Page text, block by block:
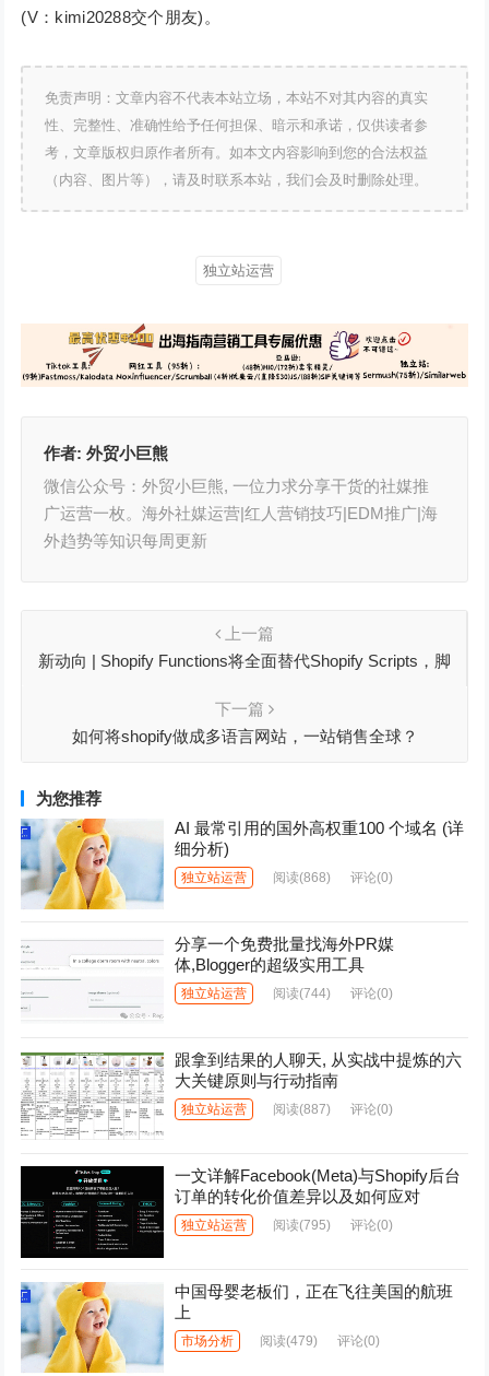
(V：kimi20288交个朋友)。
免责声明：文章内容不代表本站立场，本站不对其内容的真实
性、完整性、准确性给予任何担保、暗示和承诺，仅供读者参
考，文章版权归原作者所有。如本文内容影响到您的合法权益
（内容、图片等），请及时联系本站，我们会及时删除处理。
独立站运营
作者:外贸小巨熊
微信公众号：外贸小巨熊, 一位力求分享干货的社媒推
广运营一枚。海外社媒运营|红人营销技巧|EDM推广|海
外趋势等知识每周更新
上一篇
新动向 | Shopify Functions将全面替代Shopify Scripts，脚
下一篇
如何将shopify做成多语言网站，一站销售全球？
为您推荐
AI 最常引用的国外高权重100 个域名 (详
细分析)
独立站运营 阅读(868) 评论(0)
分享一个免费批量找海外PR媒
体,Blogger的超级实用工具
独立站运营 阅读(744) 评论(0)
跟拿到结果的人聊天, 从实战中提炼的六
大关键原则与行动指南
独立站运营 阅读(887) 评论(0)
一文详解Facebook(Meta)与Shopify后台
订单的转化价值差异以及如何应对
独立站运营 阅读(795) 评论(0)
中国母婴老板们，正在飞往美国的航班
上
市场分析 阅读(479) 评论(0)